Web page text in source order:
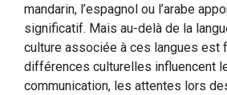
mandarin, l’espagnol ou l’arabe
significatif. Mais au-delà de la
culture associée à ces langues est
différences culturelles influencent
communication, les attentes lors